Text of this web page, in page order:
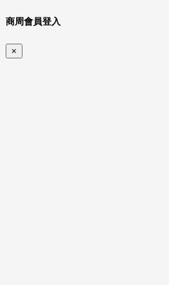
商周會員登入
×